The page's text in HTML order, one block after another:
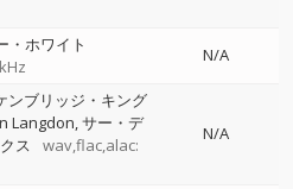
・ホワイト
N/A
ンブリッジ・キング
Langdon サー・デ
ス
wav,flac,alac:
N/A